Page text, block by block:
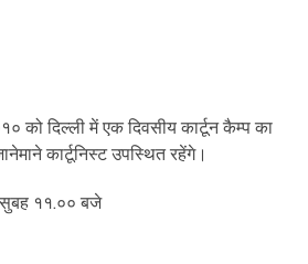
को दिल्ली में एक दिवसीय कार्टून कैम्प का
कार्टूनिस्ट उपस्थित रहेंगे।
११.०० बजे